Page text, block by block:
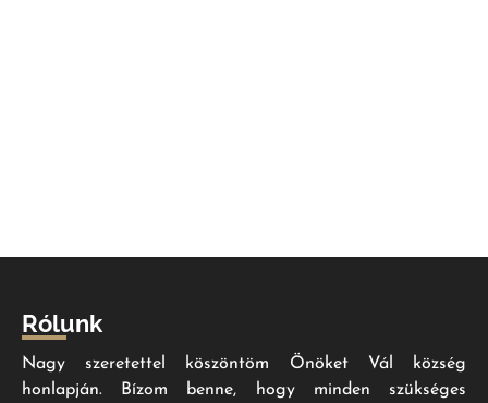
Rólunk
Nagy szeretettel köszöntöm Önöket Vál község
honlapján. Bízom benne, hogy minden szükséges